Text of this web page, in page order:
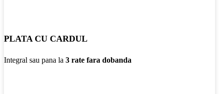
PLATA CU CARDUL
Integral sau pana la 3 rate fara dobanda